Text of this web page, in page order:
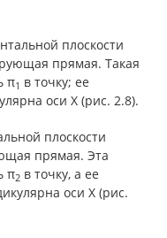
плоскости
прямая. Такая
π1 в точку; ее
оси Х (рис. 2.8).
плоскости
прямая. Эта
π2 в точку, а ее
оси Х (рис.